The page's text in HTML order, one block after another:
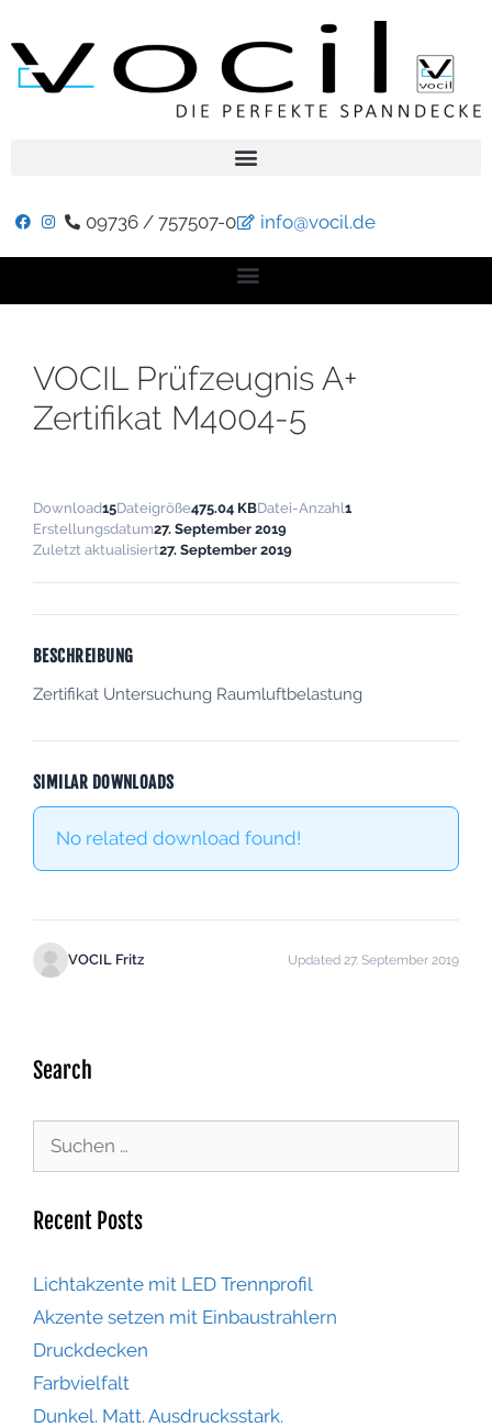
09736 / 757507-0 info@vocil.de
VOCIL Prüfzeugnis A+
Zertifikat M4004-5
Download15Dateigröße475.04 KBDatei-Anzahl1
Erstellungsdatum27. September 2019
Zuletzt aktualisiert27. September 2019
BESCHREIBUNG
Zertifikat Untersuchung Raumluftbelastung
SIMILAR DOWNLOADS
No related download found!
VOCIL Fritz Updated 27. September 2019
Search
Recent Posts
Lichtakzente mit LED Trennprofil
Akzente setzen mit Einbaustrahlern
Druckdecken
Farbvielfalt
Dunkel. Matt. Ausdrucksstark.